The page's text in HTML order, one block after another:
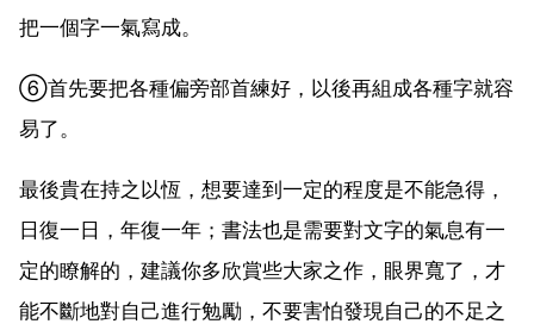
把一個字一氣寫成。
⑥首先要把各種偏旁部首練好，以後再組成各種字就容
易了。
最後貴在持之以恆，想要達到一定的程度是不能急得，
日復一日，年復一年；書法也是需要對文字的氣息有一
定的瞭解的，建議你多欣賞些大家之作，眼界寬了，才
能不斷地對自己進行勉勵，不要害怕發現自己的不足之